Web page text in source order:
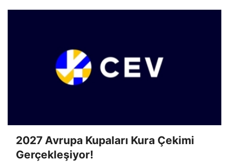
2027 Avrupa Kupaları Kura Çekimi
Gerçekleşiyor!